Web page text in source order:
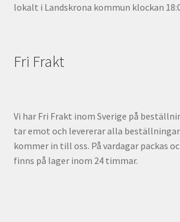
lokalt i Landskrona kommun klockan
Fri Frakt
Vi har Fri Frakt inom Sverige på
tar emot och levererar alla beställningar
kommer in till oss. På vardagar packas
finns på lager inom 24 timmar.